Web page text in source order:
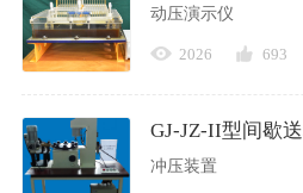
动压演示仪
2026 693
GJ-JZ-II型间歇
冲压装置